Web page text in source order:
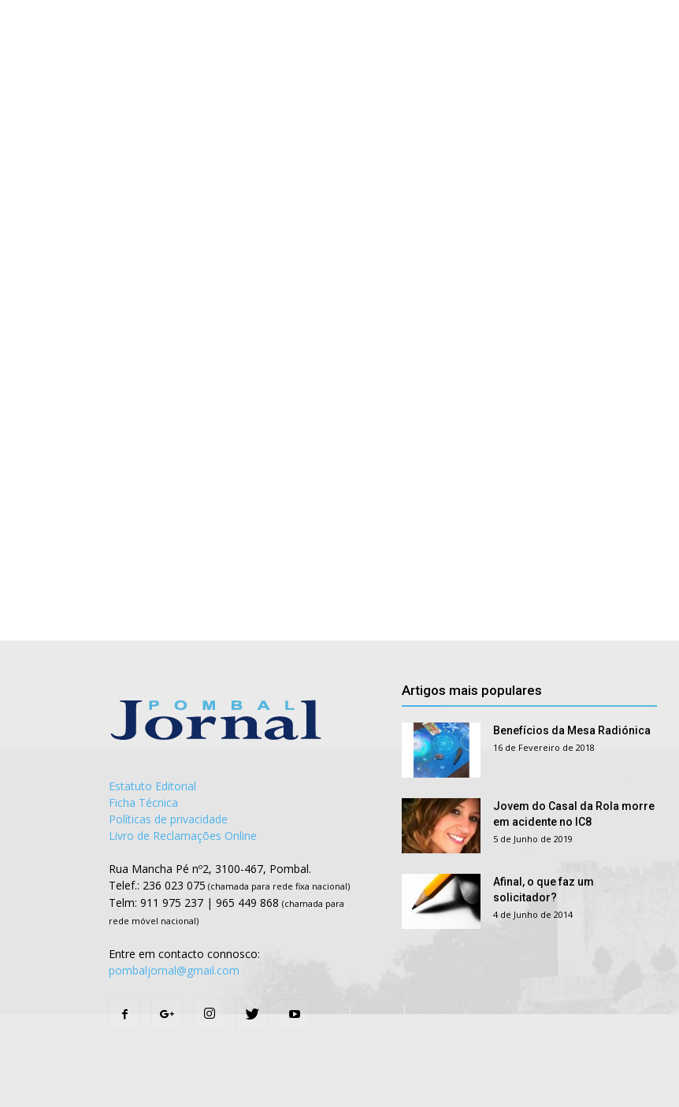
Estatuto Editorial
Ficha Técnica
Políticas de privacidade
Livro de Reclamações Online
Rua Mancha Pé nº2, 3100-467, Pombal.
Telef.: 236 023 075 (chamada para rede fixa nacional)
Telm: 911 975 237 | 965 449 868 (chamada para
rede móvel nacional)
Entre em contacto connosco:
pombaljornal@gmail.com
Artigos mais populares
Benefícios da Mesa Radiónica
16 de Fevereiro de 2018
Jovem do Casal da Rola morre
em acidente no IC8
5 de Junho de 2019
Afinal, o que faz um
solicitador?
4 de Junho de 2014